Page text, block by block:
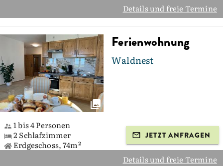
Details und freie Termine
Ferienwohnung
Waldnest
1 bis 4 Personen
2 Schlafzimmer
Erdgeschoss, 74m²
JETZT ANFRAGEN
Details und freie Termine